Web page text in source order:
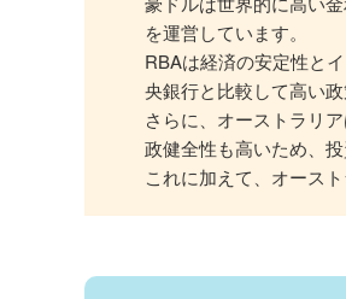
を運営しています。
RBAは経済の安定性と
央銀行と比較して高い
さらに、オーストラリ
政健全性も高いため、
これに加えて、オース